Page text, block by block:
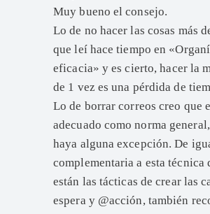
Muy bueno el consejo.
Lo de no hacer las cosas más
que leí hace tiempo en
eficacia» y es cierto, hacer la
de 1 vez es una pérdida de
Lo de borrar correos creo que
adecuado como norma
haya alguna excepción. De
complementaria a esta técnica
están las tácticas de crear las
espera y @acción, también